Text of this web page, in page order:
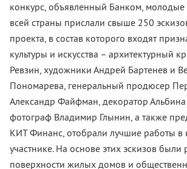
конкурс, объявленный Банком,
всей страны прислали свыше 250
проекта, в состав которого входят
культуры и искусства – архитектурный
Ревзин, художники Андрей Бартенев и
Пономарева, генеральный продюсер
Александр Файфман, декоратор
фотограф Владимир Глынин, а также
КИТ Финанс, отобрали лучшие работы в
участнике. На основе этих эскизов
поверхности жилых домов и